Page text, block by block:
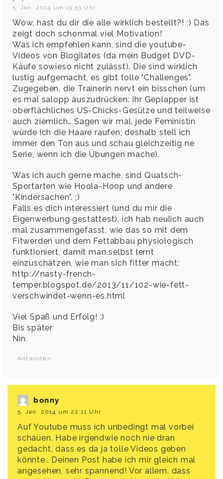
5. Jan. 2014 um 19:53 Uhr
Wow, hast du dir die alle wirklich bestellt?! ;) Das
zeigt doch schonmal viel Motivation!
Was ich empfehlen kann, sind die youtube-
Videos von Blogilates (da mein Budget DVD-
Käufe sowieso nicht zulässt). Die sind wirklich
lustig aufgemacht, es gibt tolle "Challenges".
Zugegeben, die Trainerin nervt ein bisschen (um
es mal salopp auszudrücken: Ihr Geplapper ist
oberflächliches US-Chicks-Gesülze und teilweise
auch ziemlich… Sagen wir mal, jede Feministin
würde ich die Haare raufen; deshalb stell ich
immer den Ton aus und schau gleichzeitig ne
Serie, wenn ich die Übungen mache).
Was ich auch gerne mache, sind Quatsch-
Sportarten wie Hoola-Hoop und andere
"Kindersachen". ;)
Falls es dich interessiert (und du mir die
Eigenwerbung gestattest), ich hab neulich auch
mal zusammengefasst, wie das so mit dem
Fitwerden und dem Fettabbau physiologisch
funktioniert, damit man selbst lernt
einzuschätzen, wie man sich fitter macht:
http://nasty-french-
temper.blogspot.de/2013/11/102-wie-fett-
verschwindet-wenn-es.html
Viel Spaß und Erfolg! :)
Bis später
Nin
Antworten
bonny
5. Jan. 2014 um 22:11 Uhr
Auf Youtube muss ich unbedingt mal vorbei
schauen. Habe irgendwie noch nie dran
gedacht, dass es da ja tolle Videos geben
könnte.. Deinen Post habe ich mir gleich mal
angesehen, sehr spannend! Vor allem, dass